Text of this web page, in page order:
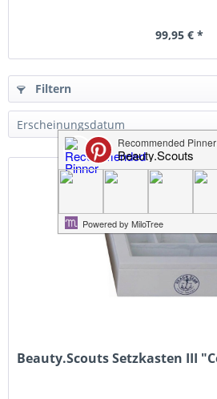
99,95 € *
Filtern
Beauty.Scouts Setzkasten III